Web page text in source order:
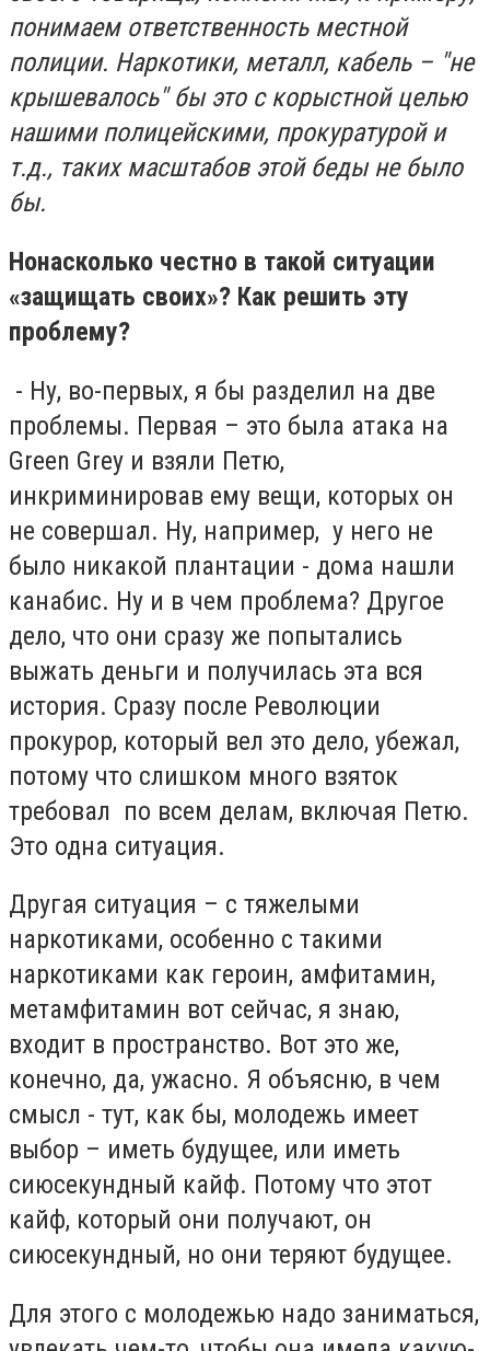
понимаем ответственность местной
полиции. Наркотики, металл, кабель – "не
крышевалось" бы это с корыстной целью
нашими полицейскими, прокуратурой и
т.д., таких масштабов этой беды не было
бы.
Нонасколько честно в такой ситуации
«защищать своих»? Как решить эту
проблему?
- Ну, во-первых, я бы разделил на две
проблемы. Первая – это была атака на
Green Grey и взяли Петю,
инкриминировав ему вещи, которых он
не совершал. Ну, например, у него не
было никакой плантации - дома нашли
канабис. Ну и в чем проблема? Другое
дело, что они сразу же попытались
выжать деньги и получилась эта вся
история. Сразу после Революции
прокурор, который вел это дело, убежал,
потому что слишком много взяток
требовал по всем делам, включая Петю.
Это одна ситуация.
Другая ситуация – с тяжелыми
наркотиками, особенно с такими
наркотиками как героин, амфитамин,
метамфитамин вот сейчас, я знаю,
входит в пространство. Вот это же,
конечно, да, ужасно. Я объясню, в чем
смысл - тут, как бы, молодежь имеет
выбор – иметь будущее, или иметь
сиюсекундный кайф. Потому что этот
кайф, который они получают, он
сиюсекундный, но они теряют будущее.
Для этого с молодежью надо заниматься,